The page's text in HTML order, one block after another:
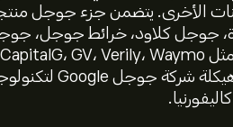
الأخرى. يتضمن جزء جوجل
جوجل كلاود، خرائط جوجل،